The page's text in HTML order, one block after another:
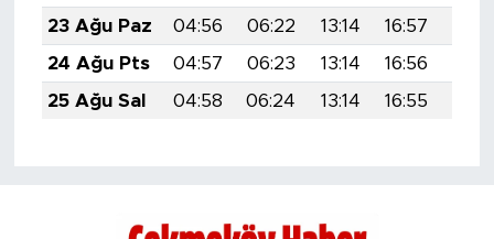
23 Ağu Paz
04:56 06:22 13:14 16:57
24 Ağu Pts
04:57 06:23 13:14 16:56
25 Ağu Sal
04:58 06:24 13:14 16:55